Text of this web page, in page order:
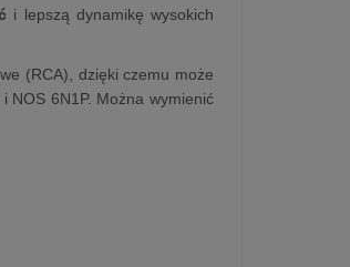
i lepszą dynamikę wysokich
(RCA), dzięki czemu może
NOS 6N1P. Można wymienić